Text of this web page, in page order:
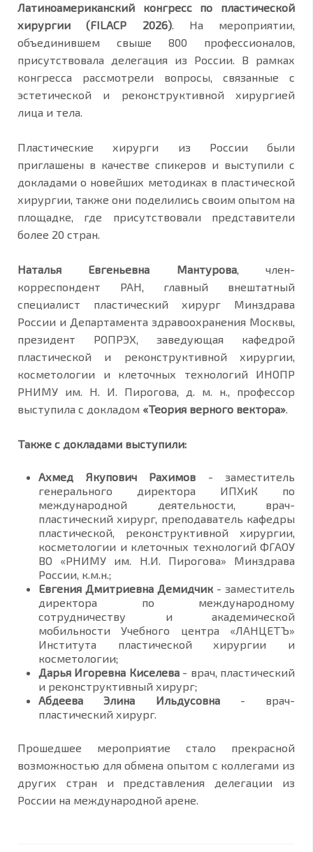
Латиноамериканский конгресс по пластической
хирургии (FILACP 2026). На мероприятии,
объединившем свыше 800 профессионалов,
присутствовала делегация из России. В рамках
конгресса рассмотрели вопросы, связанные с
эстетической и реконструктивной хирургией
лица и тела.
Пластические хирурги из России были
приглашены в качестве спикеров и выступили с
докладами о новейших методиках в пластической
хирургии, также они поделились своим опытом на
площадке, где присутствовали представители
более 20 стран.
Наталья Евгеньевна Мантурова, член-
корреспондент РАН, главный внештатный
специалист пластический хирург Минздрава
России и Департамента здравоохранения Москвы,
президент РОПРЭХ, заведующая кафедрой
пластической и реконструктивной хирургии,
косметологии и клеточных технологий ИНОПР
РНИМУ им. Н. И. Пирогова, д. м. н., профессор
выступила с докладом «Теория верного вектора».
Также с докладами выступили:
Ахмед Якупович Рахимов - заместитель
генерального директора ИПХиК по
международной деятельности, врач-
пластический хирург, преподаватель кафедры
пластической, реконструктивной хирургии,
косметологии и клеточных технологий ФГАОУ
ВО «РНИМУ им. Н.И. Пирогова» Минздрава
России, к.м.н.;
Евгения Дмитриевна Демидчик - заместитель
директора по международному
сотрудничеству и академической
мобильности Учебного центра «ЛАНЦЕТЪ»
Института пластической хирургии и
косметологии;
Дарья Игоревна Киселева- врач, пластический
и реконструктивный хирург;
Абдеева Элина Ильдусовна- врач-
пластический хирург.
Прошедшее мероприятие стало прекрасной
возможностью для обмена опытом с коллегами из
других стран и представления делегации из
России на международной арене.